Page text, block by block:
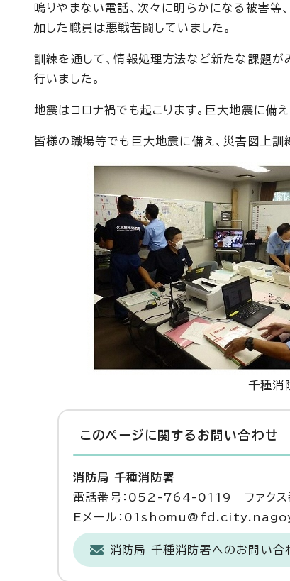
鳴りやまない電話、次々に明らかになる被害等
加した職員は悪戦苦闘していました。
訓練を通して、情報処理方法など新たな課題
行いました。
地震はコロナ禍でも起こります。巨大地震に備
皆様の職場等でも巨大地震に備え、災害図上訓
千種消
このページに関する お問い合わせ
消防局 千種消防署
電話番号：052-764-0119 ファク
Eメール：
消防局 千種消防署へのお問い合